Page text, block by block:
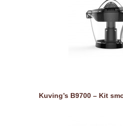
Kuving’s B9700 – Kit